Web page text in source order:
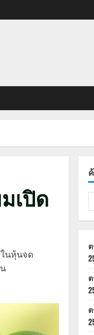
เปิด
นหุ้นจด